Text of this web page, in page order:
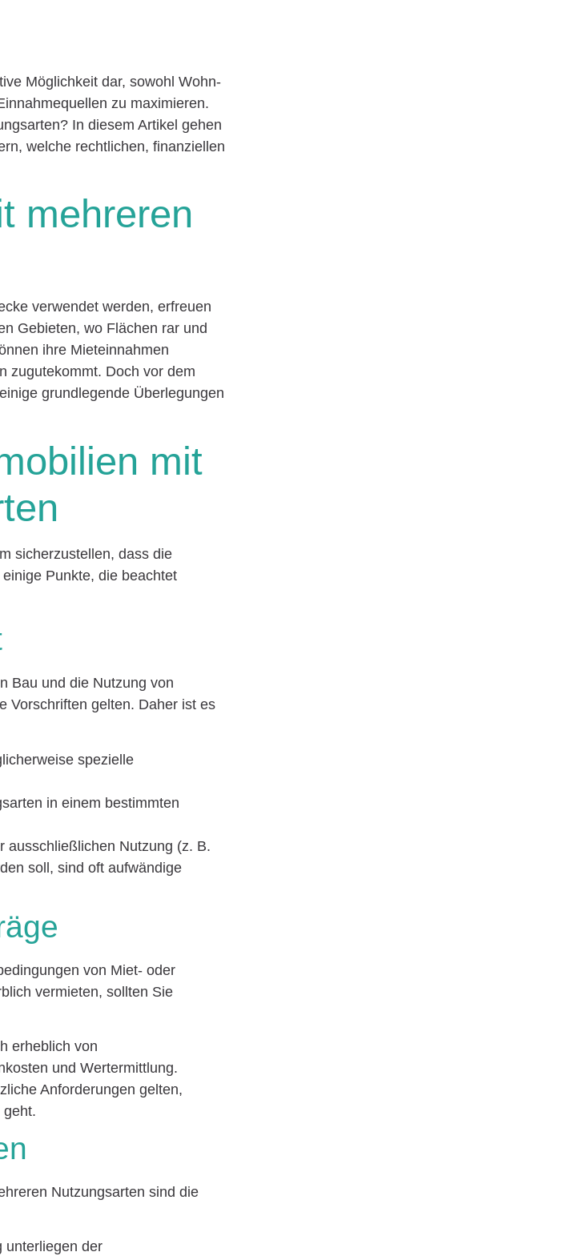
Möglichkeit dar, sowohl Wohn-
zu maximieren.
In diesem Artikel gehen
welche rechtlichen, finanziellen
mehreren
verwendet werden, erfreuen
Gebieten, wo Flächen rar und
ihre Mieteinnahmen
zugutekommt. Doch vor dem
grundlegende Überlegungen
mit
sicherzustellen, dass die
Punkte, die beachtet
Bau und die Nutzung von
Vorschriften gelten. Daher ist es
spezielle
in einem bestimmten
ausschließlichen Nutzung (z. B.
soll, sind oft aufwändige
von Miet- oder
vermieten, sollten Sie
erheblich von
und Wertermittlung.
Anforderungen gelten,
geht.
Nutzungsarten sind die
unterliegen der